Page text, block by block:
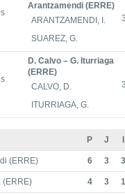
Arantzamendi (ERRE)
ARANTZAMENDI, I.
SUAREZ, G.
D. Calvo – G. Iturriaga
(ERRE)
CALVO, D.
ITURRIAGA, G.
P J
(ERRE) 6 3
(ERRE) 4 3